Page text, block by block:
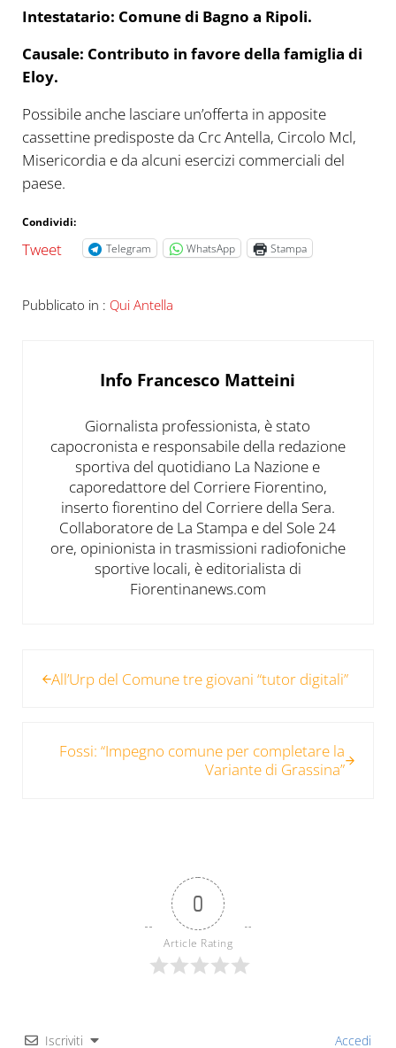
Intestatario: Comune di Bagno a Ripoli.
Causale: Contributo in favore della famiglia di
Eloy.
Possibile anche lasciare un’offerta in apposite
cassettine predisposte da Crc Antella, Circolo Mcl,
Misericordia e da alcuni esercizi commerciali del
paese.
Condividi:
Tweet Telegram WhatsApp Stampa
Pubblicato in : Qui Antella
Info Francesco Matteini
Giornalista professionista, è stato
capocronista e responsabile della redazione
sportiva del quotidiano La Nazione e
caporedattore del Corriere Fiorentino,
inserto fiorentino del Corriere della Sera.
Collaboratore de La Stampa e del Sole 24
ore, opinionista in trasmissioni radiofoniche
sportive locali, è editorialista di
Fiorentinanews.com
All’Urp del Comune tre giovani “tutor digitali”
Fossi: “Impegno comune per completare la
Variante di Grassina”
0
Article Rating
Iscriviti Accedi